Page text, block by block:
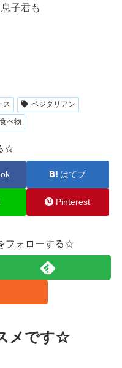
子君も
ス
ベジタリアン
食べ物
☆
はてブ
Pinterest
フォローする☆
メです☆